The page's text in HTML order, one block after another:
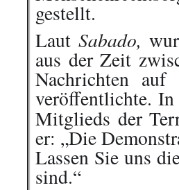
gestellt.
Laut Sabado,
aus der Zeit
Nachrichten
veröffentlichte.
Mitglieds der
er: „Die
Lassen Sie uns
sind.“